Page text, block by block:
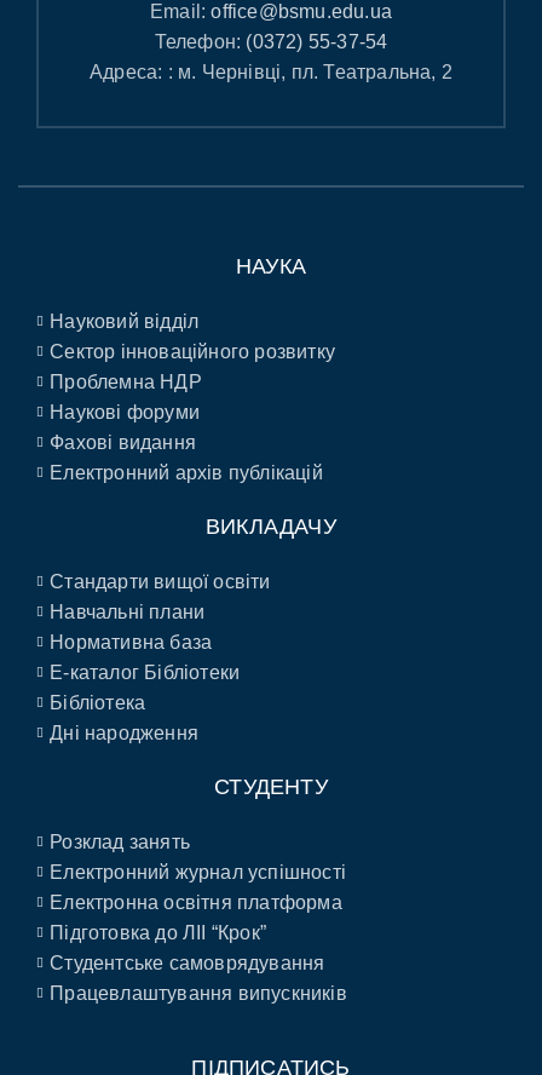
Email:office@bsmu.edu.ua
Телефон: (0372) 55-37-54
Адреса: : м. Чернівці, пл. Театральна, 2
НАУКА
Науковий відділ
Сектор інноваційного розвитку
Проблемна НДР
Наукові форуми
Фахові видання
Електронний архів публікацій
ВИКЛАДАЧУ
Стандарти вищої освіти
Навчальні плани
Нормативна база
E-каталог Бібліотеки
Бібліотека
Дні народження
СТУДЕНТУ
Розклад занять
Електронний журнал успішності
Електронна освітня платформа
Підготовка до ЛІІ “Крок”
Студентське самоврядування
Працевлаштування випускників
ПІДПИСАТИСЬ